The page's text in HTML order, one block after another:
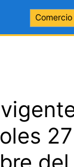
Comercio